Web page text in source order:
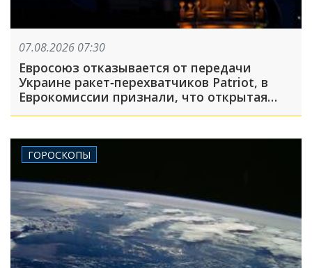
07.08.2026 07:30
Евросоюз отказывается от передачи
Украине ракет‐перехватчиков Patriot, в
Еврокомиссии признали, что открытая
критика Украины — непростая задача: что
ГОРОСКОПЫ